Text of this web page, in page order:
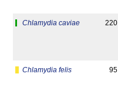
Chlamydia caviae 220
Chlamydia felis 95